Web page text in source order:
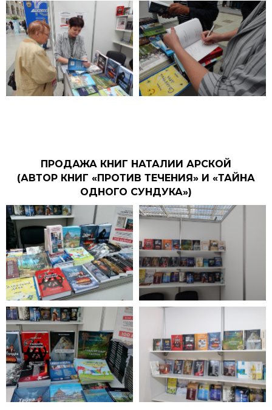
ПРОДАЖА КНИГ НАТАЛИИ АРСКОЙ
(АВТОР КНИГ «ПРОТИВ ТЕЧЕНИЯ» И «ТАЙНА
ОДНОГО СУНДУКА»)